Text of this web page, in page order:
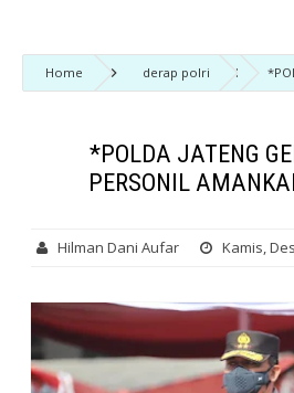
Home derap polri
PERSONIL AMANKAN NATARU*
*POLDA JATENG
PERSONIL
Hilman Dani Aufar
Kamis,